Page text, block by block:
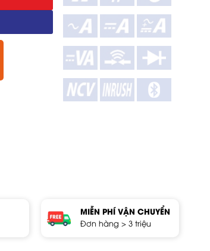
MIỄN PHÍ VẬN CHUYỂN
Đơn hàng > 3 triệu